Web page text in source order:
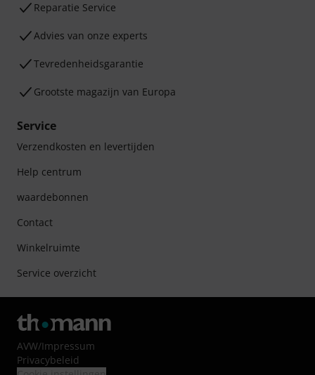
Reparatie Service
Advies van onze experts
Tevredenheidsgarantie
Grootste magazijn van Europa
Service
Verzendkosten en levertijden
Help centrum
waardebonnen
Contact
Winkelruimte
Service overzicht
AVW/Impressum
Privacybeleid